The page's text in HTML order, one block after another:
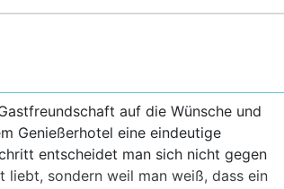
auf die Wünsche und
Genießerhotel eine eindeutige
entscheidet man sich nicht gegen
liebt, sondern weil man weiß, dass ein